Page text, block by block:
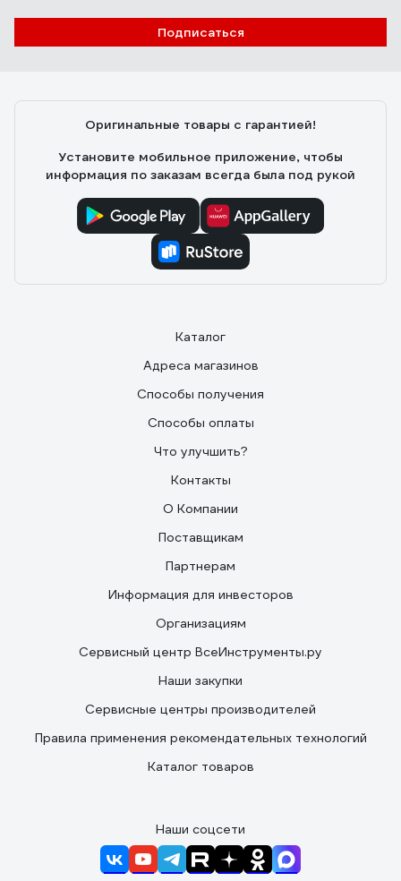
Подписаться
Оригинальные товары с гарантией!
Установите мобильное приложение, чтобы
информация по заказам всегда была под рукой
Каталог
Адреса магазинов
Способы получения
Способы оплаты
Что улучшить?
Контакты
О Компании
Поставщикам
Партнерам
Информация для инвесторов
Организациям
Сервисный центр ВсеИнструменты.ру
Наши закупки
Сервисные центры производителей
Правила применения рекомендательных технологий
Каталог товаров
Наши соцсети